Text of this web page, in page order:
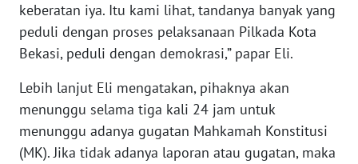
keberatan iya. Itu kami lihat, tandanya banyak yang
peduli dengan proses pelaksanaan Pilkada Kota
Bekasi, peduli dengan demokrasi,” papar Eli.
Lebih lanjut Eli mengatakan, pihaknya akan
menunggu selama tiga kali 24 jam untuk
menunggu adanya gugatan Mahkamah Konstitusi
(MK). Jika tidak adanya laporan atau gugatan, maka
WN
SULBAR
BABEL
WN
SUMBAR